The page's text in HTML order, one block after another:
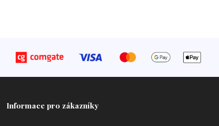
Informace pro zákazníky